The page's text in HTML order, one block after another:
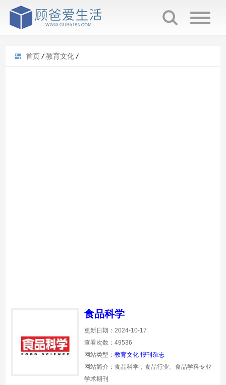
首页 / 教育文化 /
食品科学
更新日期：2024-10-17
查看次数：49536
网站类型：教育文化 报刊杂志
网站简介：食品科学，食品行业、食品学科专业
学术期刊